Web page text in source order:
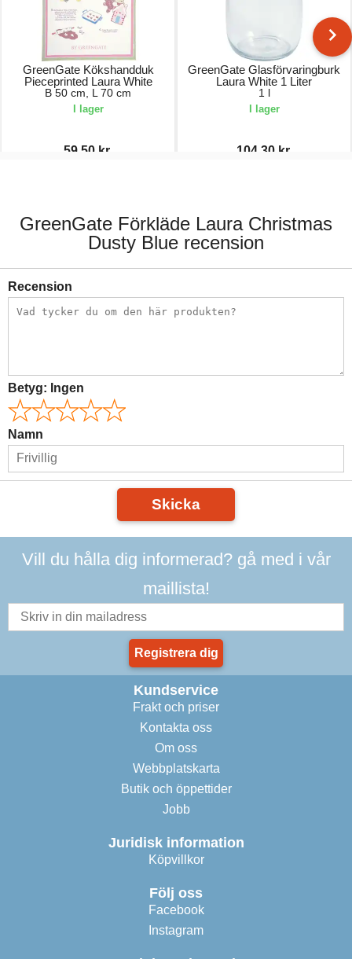
GreenGate Kökshandduk
Pieceprinted Laura White
B 50 cm, L 70 cm
I lager
59,50 kr.
GreenGate Glasförvaringburk
Laura White 1 Liter
1 l
I lager
104,30 kr.
GreenGate Förkläde Laura Christmas
Dusty Blue recension
Recension
Betyg: Ingen
Namn
Skicka
Vill du hålla dig informerad? gå med i vår
maillista!
Registrera dig
Kundservice
Frakt och priser
Kontakta oss
Om oss
Webbplatskarta
Butik och öppettider
Jobb
Juridisk information
Köpvillkor
Följ oss
Facebook
Instagram